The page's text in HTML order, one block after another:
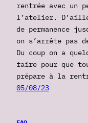
rentrée avec un
l’atelier.
de permanence
on s’arrête pas
Du coup on a
faire pour que
prépare à la
05/08/23